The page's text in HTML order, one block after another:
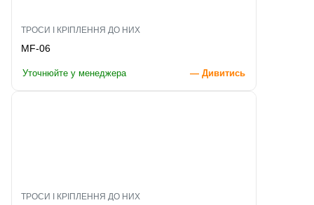
ТРОСИ І КРІПЛЕННЯ ДО НИХ
MF-06
Уточнюйте у менеджера — Дивитись
ТРОСИ І КРІПЛЕННЯ ДО НИХ